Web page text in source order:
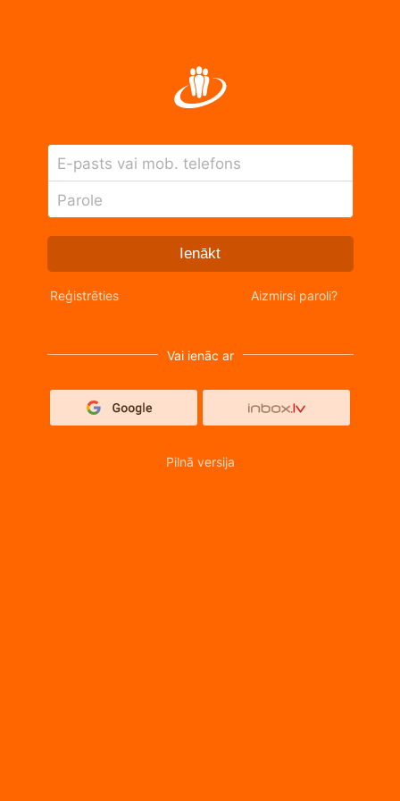
E-pasts vai mob. telefons
Parole
Ienākt
Reģistrēties Aizmirsi paroli?
Vai ienāc ar
Pilnā versija